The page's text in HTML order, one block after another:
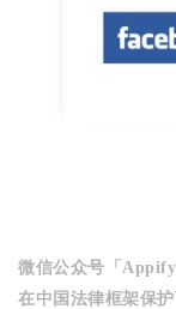
微信公众号「
在中国法律框架保